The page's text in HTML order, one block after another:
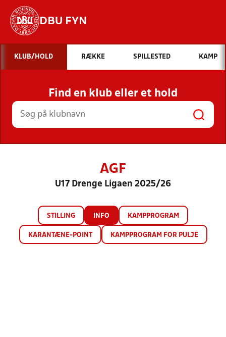
DBU FYN
Hvad vil du søge efter?
INDHOLD OG NYHEDER
STILLINGER, RESULTATER, KLUBBER OG
HOLD
KLUB/HOLD RÆKKE SPILLESTED KAMP
Find en klub eller et hold
AGF
U17 Drenge Ligaen 2025/26
STILLING INFO KAMPPROGRAM
KARANTÆNE-POINT KAMPPROGRAM FOR PULJE